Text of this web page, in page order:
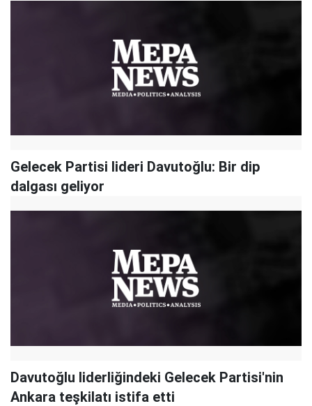
Gelecek Partisi lideri Davutoğlu: Bir dip
dalgası geliyor
Davutoğlu liderliğindeki Gelecek Partisi'nin
Ankara teşkilatı istifa etti